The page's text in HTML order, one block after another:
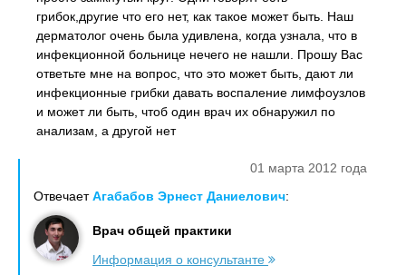
грибок,другие что его нет, как такое может быть. Наш
дерматолог очень была удивлена, когда узнала, что в
инфекционной больнице нечего не нашли. Прошу Вас
ответьте мне на вопрос, что это может быть, дают ли
инфекционные грибки давать воспаление лимфоузлов
и может ли быть, чтоб один врач их обнаружил по
анализам, а другой нет
01 марта 2012 года
ОтвечаетАгабабов Эрнест Даниелович:
Врач общей практики
Информация о консультанте